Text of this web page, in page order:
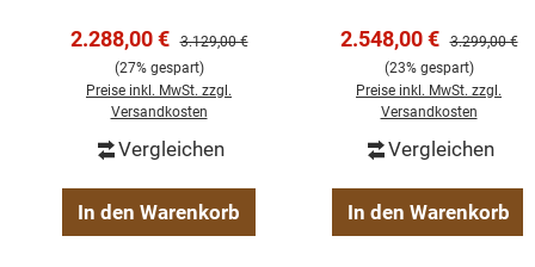
– massiver
Klostertisch für den
Außenbereich
Verkaufspreis:
2.288,00 € Regulärer Preis:
3.129,00 €
(27% gespart)
Preise inkl. MwSt. zzgl.
Versandkosten
Vergleichen
In den Warenkorb
cm - recyceltes Teak
Holz
Verkaufspreis:
2.548,00 € Regulärer
3.299,00 €
(23% gespart)
Preise inkl. MwSt. zzgl.
Versandkosten
Vergleichen
In den Warenkorb